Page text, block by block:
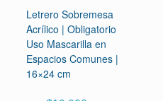
Letrero Sobremesa
Acrílico | Obligatorio
Uso Mascarilla en
Espacios Comunes |
16×24 cm